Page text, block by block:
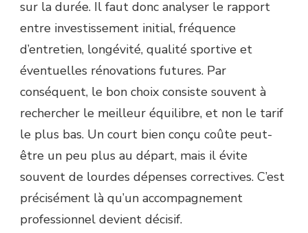
sur la durée. Il faut donc analyser le rapport
entre investissement initial, fréquence
d’entretien, longévité, qualité sportive et
éventuelles rénovations futures. Par
conséquent, le bon choix consiste souvent à
rechercher le meilleur équilibre, et non le tarif
le plus bas. Un court bien conçu coûte peut-
être un peu plus au départ, mais il évite
souvent de lourdes dépenses correctives. C’est
précisément là qu’un accompagnement
professionnel devient décisif.